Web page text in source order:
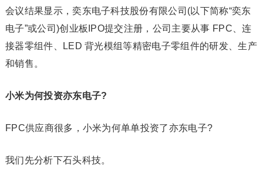
会议结果显示，奕东电子科技股份有限公司(以下简称“奕东
电子”或公司)创业板IPO提交注册，公司主要从事 FPC、连
接器零组件、LED 背光模组等精密电子零组件的研发、生产
和销售。
小米为何投资亦东电子?
FPC供应商很多，小米为何单单投资了亦东电子?
我们先分析下石头科技。